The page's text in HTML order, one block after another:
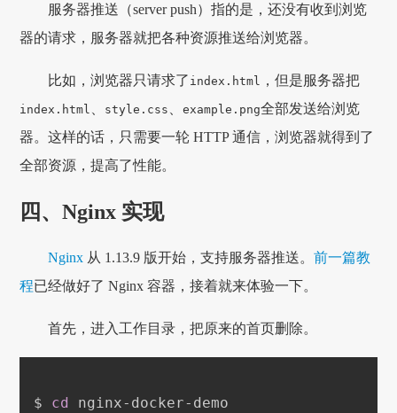
服务器推送（server push）指的是，还没有收到浏览
器的请求，服务器就把各种资源推送给浏览器。
比如，浏览器只请求了 index.html ，但是服务器把
index.html style.css 、example.png全部发送给浏览
器。这样的话，只需要一轮 HTTP 通信，浏览器就得到了
全部资源，提高了性能。
四、Nginx 实现
Nginx 从 1.13.9 版开始，支持服务器推送。前一篇教
程已经做好了 Nginx 容器，接着就来体验一下。
首先，进入工作目录，把原来的首页删除。
$ cd
nginx-docker-demo